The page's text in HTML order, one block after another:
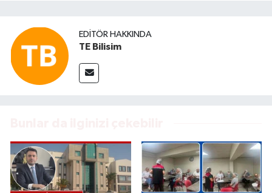
EDITÖR HAKKINDA
TE Bilisim